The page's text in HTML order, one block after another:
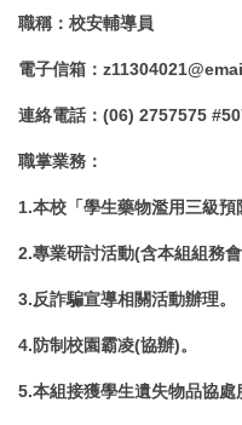
職稱 ： 校安輔導員
電子信箱 ：
連絡電話 ： (06) 2757575
職掌業務 ：
1.本校「學生藥物濫用三級預
2.專業研討活動(含本組組務會
3.反詐騙宣導相關活動辦理。
4.防制校園霸凌(協辦)。
5.本組接獲學生遺失物品協處